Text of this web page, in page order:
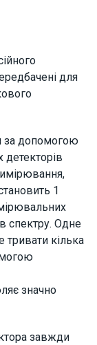
для
за допомогою
детекторів
1
спектру. Одне
кілька
значно
завжди